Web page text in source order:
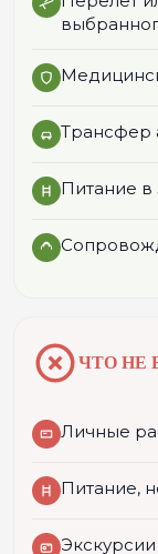
Трансфер
Питание в
ЧТО НЕ
Личные
Питание,